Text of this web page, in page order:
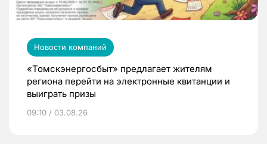
Новости компаний
«Томскэнергосбыт» предлагает жителям
региона перейти на электронные квитанции и
выиграть призы
09:10 / 03.08.26